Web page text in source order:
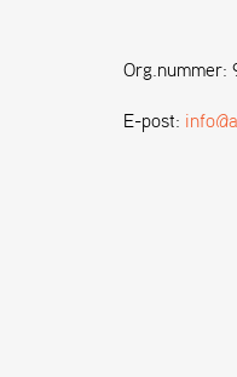
Org.nummer:
E-post: